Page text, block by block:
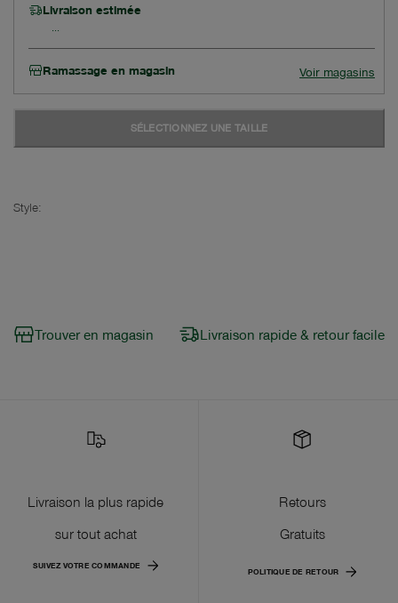
Livraison estimée
Ramassage en magasin Voir magasins
SÉLECTIONNEZ UNE TAILLE
Style:
Trouver en magasin Livraison rapide & retour facile
Livraison la plus rapide
sur tout achat
SUIVEZ VOTRE COMMANDE
Retours
Gratuits
POLITIQUE DE RETOUR